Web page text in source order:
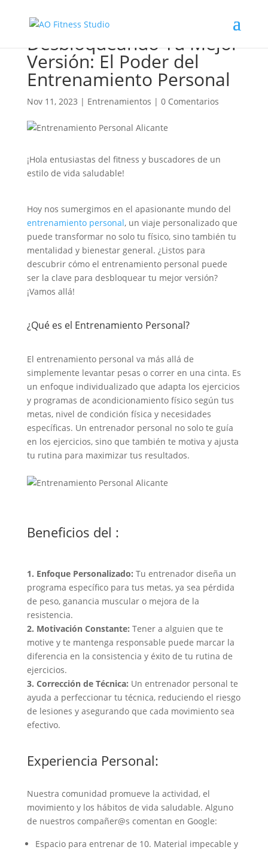
Desbloqueando Tu Mejor
Versión: El Poder del
Entrenamiento Personal
Nov 11, 2023 | Entrenamientos | 0 Comentarios
¡Hola entusiastas del fitness y buscadores de un
estilo de vida saludable!
Hoy nos sumergimos en el apasionante mundo del
entrenamiento personal, un viaje personalizado que
puede transformar no solo tu físico, sino también tu
mentalidad y bienestar general. ¿Listos para
descubrir cómo el entrenamiento personal puede
ser la clave para desbloquear tu mejor versión?
¡Vamos allá!
¿Qué es el Entrenamiento Personal?
El entrenamiento personal va más allá de
simplemente levantar pesas o correr en una cinta. Es
un enfoque individualizado que adapta los ejercicios
y programas de acondicionamiento físico según tus
metas, nivel de condición física y necesidades
específicas. Un entrenador personal no solo te guía
en los ejercicios, sino que también te motiva y ajusta
tu rutina para maximizar tus resultados.
Beneficios del :
1. Enfoque Personalizado: Tu entrenador diseña un
programa específico para tus metas, ya sea pérdida
de peso, ganancia muscular o mejora de la
resistencia.
2. Motivación Constante: Tener a alguien que te
motive y te mantenga responsable puede marcar la
diferencia en la consistencia y éxito de tu rutina de
ejercicios.
3. Corrección de Técnica: Un entrenador personal te
ayuda a perfeccionar tu técnica, reduciendo el riesgo
de lesiones y asegurando que cada movimiento sea
efectivo.
Experiencia Personal:
Nuestra comunidad promueve la actividad, el
movimiento y los hábitos de vida saludable. Alguno
de nuestros compañer@s comentan en Google:
Espacio para entrenar de 10. Material impecable y